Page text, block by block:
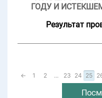
ГОДУ И
Результат
← 1 2 ... 23 24 25